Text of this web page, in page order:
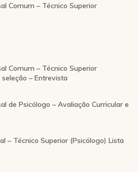
Comum – Técnico Superior
Comum – Técnico Superior
– Entrevista
de Psicólogo – Avaliação Curricular e
– Técnico Superior (Psicólogo) Lista